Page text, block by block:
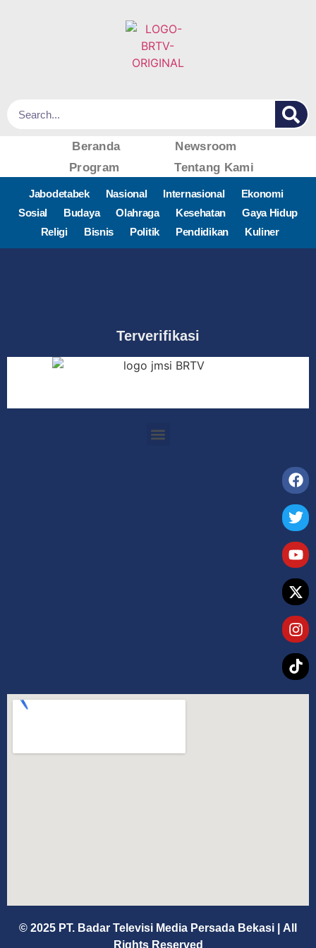
Beranda
Newsroom
Program
Tentang Kami
Jabodetabek Nasional Internasional
Ekonomi
Sosial
Budaya Olahraga Kesehatan
Gaya Hidup
Religi
Bisnis Politik Pendidikan Kuliner
Terverifikasi
© 2025 PT. Badar Televisi Media Persada Bekasi
All
Rights Reserved